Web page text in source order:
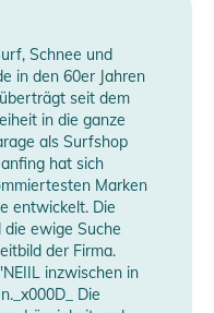
und
und Warnungen
Polyester
Schnee und
in den 60er Jahren
seit dem
in die ganze
als Surfshop
hat sich
Marken
entwickelt. Die
ewige Suche
der Firma.
inzwischen in
Die